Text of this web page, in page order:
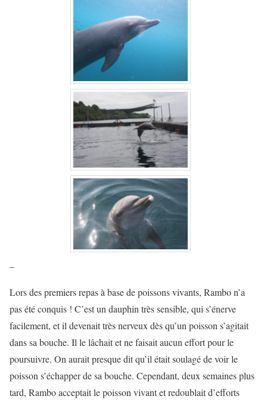
–
Lors des premiers repas à base de poissons vivants, Rambo n’a
pas été conquis ! C’est un dauphin très sensible, qui s’énerve
facilement, et il devenait très nerveux dès qu’un poisson s’agitait
dans sa bouche. Il le lâchait et ne faisait aucun effort pour le
poursuivre. On aurait presque dit qu’il était soulagé de voir le
poisson s’échapper de sa bouche. Cependant, deux semaines plus
tard, Rambo acceptait le poisson vivant et redoublait d’efforts